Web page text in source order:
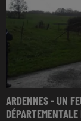
ARDENNES - UN